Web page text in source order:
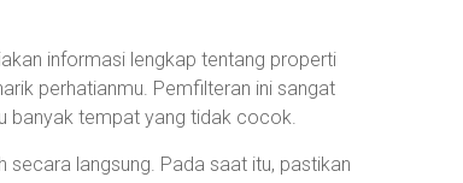
informasi lengkap tentang properti
perhatianmu. Pemfilteran ini sangat
banyak tempat yang tidak cocok.
secara langsung. Pada saat itu, pastikan